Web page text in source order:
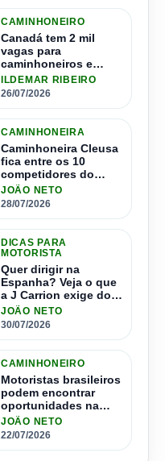
CAMINHONEIRO
Canadá tem 2 mil
vagas para
caminhoneiros e
salário de até R$ 24
mil por mês
ILDEMAR RIBEIRO
26/07/2026
CAMINHONEIRA
Caminhoneira Cleusa
fica entre os 10
competidores do
Master Driver Brasil
JOÃO NETO
28/07/2026
DICAS PARA
MOTORISTA
Quer dirigir na
Espanha? Veja o que
a J Carrion exige dos
brasileiros
JOÃO NETO
30/07/2026
CAMINHONEIRO
Motoristas brasileiros
podem encontrar
oportunidades na
Espanha com salários
que passam de R$ 17
JOÃO NETO
22/07/2026